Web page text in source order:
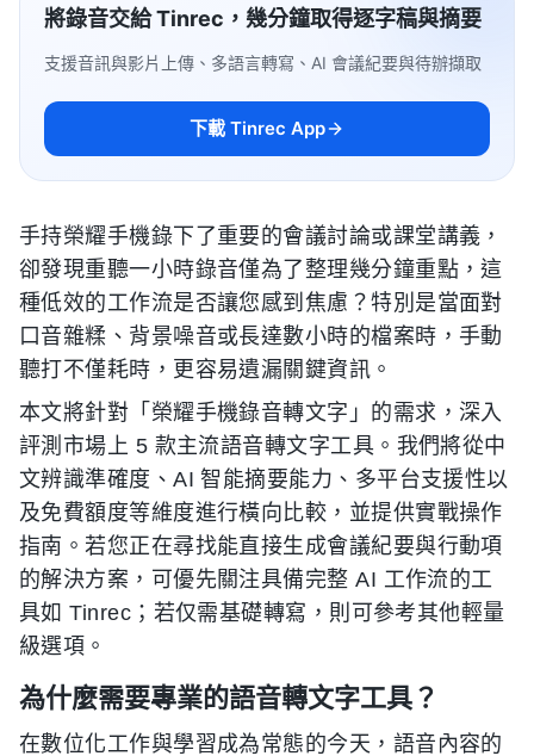
將錄音交給 Tinrec，幾分鐘取得逐字稿與摘要
支援音訊與影片上傳、多語言轉寫、AI 會議紀要與待辦擷取
下載 Tinrec App
手持榮耀手機錄下了重要的會議討論或課堂講義，
卻發現重聽一小時錄音僅為了整理幾分鐘重點，這
種低效的工作流是否讓您感到焦慮？特別是當面對
口音雜糅、背景噪音或長達數小時的檔案時，手動
聽打不僅耗時，更容易遺漏關鍵資訊。
本文將針對「榮耀手機錄音轉文字」的需求，深入
評測市場上 5 款主流語音轉文字工具。我們將從中
文辨識準確度、AI 智能摘要能力、多平台支援性以
及免費額度等維度進行橫向比較，並提供實戰操作
指南。若您正在尋找能直接生成會議紀要與行動項
的解決方案，可優先關注具備完整 AI 工作流的工
具如 Tinrec；若仅需基礎轉寫，則可參考其他輕量
級選項。
為什麼需要專業的語音轉文字工具？
在數位化工作與學習成為常態的今天，語音內容的